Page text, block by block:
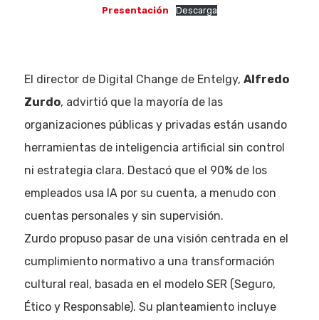
Presentación Descarga
El director de Digital Change de Entelgy, Alfredo
Zurdo, advirtió que la mayoría de las
organizaciones públicas y privadas están usando
herramientas de inteligencia artificial sin control
ni estrategia clara. Destacó que el 90% de los
empleados usa IA por su cuenta, a menudo con
cuentas personales y sin supervisión.
Zurdo propuso pasar de una visión centrada en el
cumplimiento normativo a una transformación
cultural real, basada en el modelo SER (Seguro,
Ético y Responsable). Su planteamiento incluye